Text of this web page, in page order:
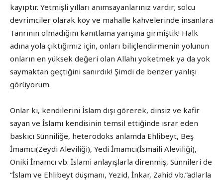
kayıptır. Yetmişli yılları anımsayanlarınız vardır; solcu
devrimciler olarak köy ve mahalle kahvelerinde insanlara
Tanrının olmadığını kanıtlama yarışına girmiştik! Halk
adına yola çıktığımız için, onları biliçlendirmenin yolunun
onların en yüksek değeri olan Allahı yoketmek ya da yok
saymaktan geçtiğini sanırdık! Şimdi de benzer yanlışı
görüyorum.
Onlar ki, kendilerini İslam dışı görerek, dinsiz ve kafir
sayan ve İslamı kendisinin temsil ettiğinde ısrar eden
baskıcı Sünniliğe, heterodoks anlamda Ehlibeyt, Beş
İmamcı(Zeydi Aleviliği), Yedi İmamcı(İsmaili Aleviliği),
Oniki İmamcı vb. İslami anlayışlarla direnmiş, Sünnileri de
“İslam ve Ehlibeyt düşmanı, Yezid, İnkar, Zahid vb.”adlarla